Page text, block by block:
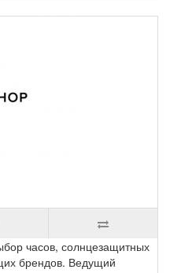
часов, солнцезащитных
брендов. Ведущий